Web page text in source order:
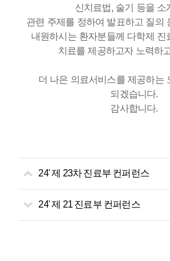
신치료법, 술기 등을 소
관련 주제를 정하여 발표하고 질의
내원하시는 환자분들께 다학제 진
치료를 제공하고자 노력하
더 나은 의료서비스를 제공하는
되겠습니다.
감사합니다.
24' 제 23차 진료부 컨퍼런스
24' 제 21 진료부 컨퍼런스